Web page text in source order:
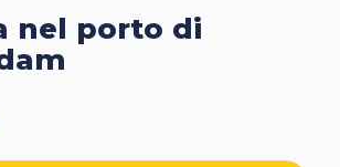
nel porto di